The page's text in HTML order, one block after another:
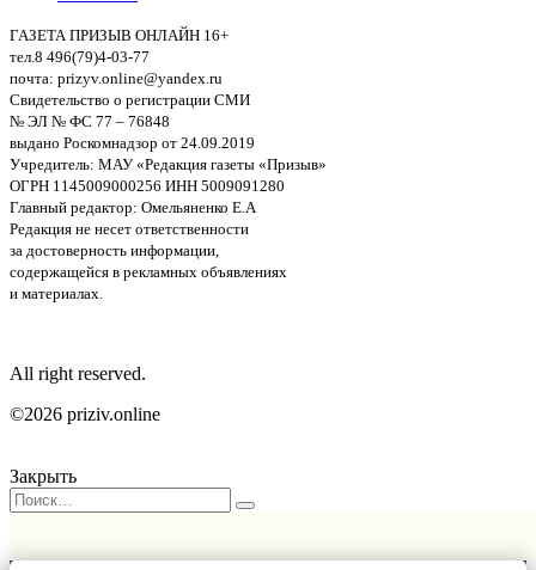
ГАЗЕТА ПРИЗЫВ ОНЛАЙН 16+
тел.8 496(79)4-03-77
почта: prizyv.online@yandex.ru
Свидетельство о регистрации СМИ
№ ЭЛ № ФС 77 – 76848
выдано Роскомнадзор от 24.09.2019
Учредитель: МАУ «Редакция газеты «Призыв»
ОГРН 1145009000256 ИНН 5009091280
Главный редактор: Омельяненко Е.А
Редакция не несет ответственности
за достоверность информации,
содержащейся в рекламных объявлениях
и материалах.
All right reserved.
©2026 priziv.online
Закрыть